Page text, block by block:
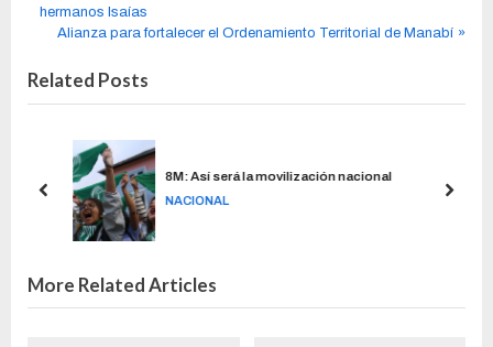
hermanos Isaías
Alianza para fortalecer el Ordenamiento Territorial de Manabí
Related Posts
8M: Así será la movilización nacional
NACIONAL
More Related Articles